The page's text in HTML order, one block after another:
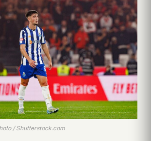
/ Shutterstock.com